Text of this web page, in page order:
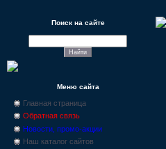
Поиск на сайте
Меню сайта
Главная страница
Обратная связь
Новости, промо-акции
Наш каталог сайтов